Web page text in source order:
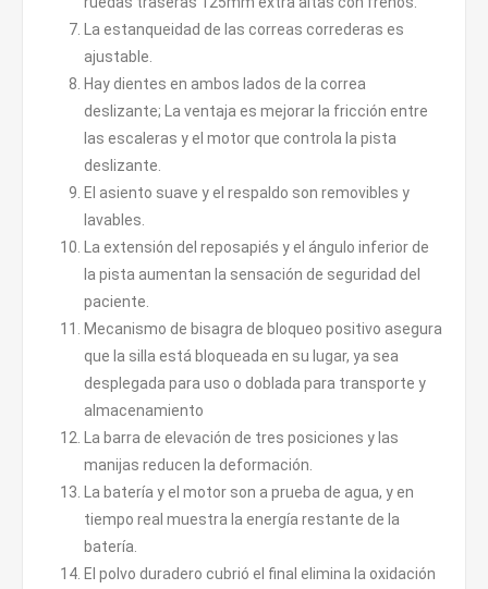
La estanqueidad de las correas correderas es
ajustable.
Hay dientes en ambos lados de la correa
deslizante; La ventaja es mejorar la fricción entre
las escaleras y el motor que controla la pista
deslizante.
El asiento suave y el respaldo son removibles y
lavables.
La extensión del reposapiés y el ángulo inferior de
la pista aumentan la sensación de seguridad del
paciente.
Mecanismo de bisagra de bloqueo positivo asegura
que la silla está bloqueada en su lugar, ya sea
desplegada para uso o doblada para transporte y
almacenamiento
La barra de elevación de tres posiciones y las
manijas reducen la deformación.
La batería y el motor son a prueba de agua, y en
tiempo real muestra la energía restante de la
batería.
El polvo duradero cubrió el final elimina la oxidación